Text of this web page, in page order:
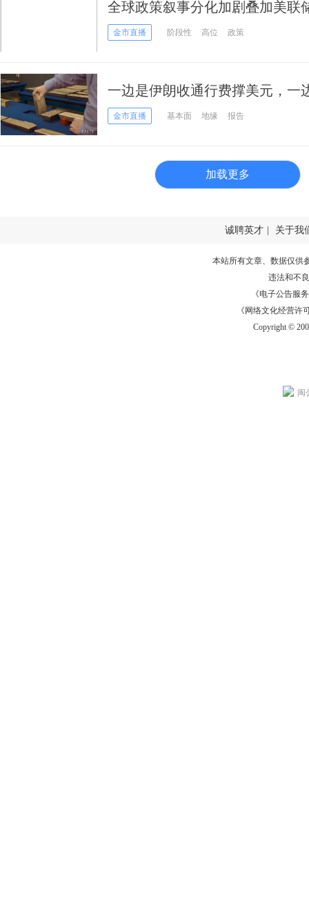
全球政策叙事分化加剧叠加美联
避险与利率预期博弈中维持高位
金市直播 阶段性 高位 政策
一边是伊朗收通行费撑美元，
金后市如何走？
金市直播 基本面 地缘 报告
加载更多
诚聘英才 | 关于我
本站所有文章、数据仅供
违法和不
《电子公告服务
《网络文化经营许
Copyright ©
闽